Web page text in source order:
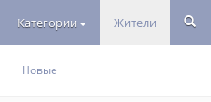
Категории Жители
Новые